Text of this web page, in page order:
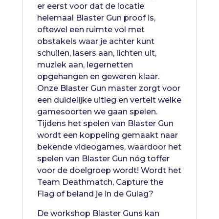
er eerst voor dat de locatie
helemaal Blaster Gun proof is,
oftewel een ruimte vol met
obstakels waar je achter kunt
schuilen, lasers aan, lichten uit,
muziek aan, legernetten
opgehangen en geweren klaar.
Onze Blaster Gun master zorgt voor
een duidelijke uitleg en vertelt welke
gamesoorten we gaan spelen.
Tijdens het spelen van Blaster Gun
wordt een koppeling gemaakt naar
bekende videogames, waardoor het
spelen van Blaster Gun nóg toffer
voor de doelgroep wordt! Wordt het
Team Deathmatch, Capture the
Flag of beland je in de Gulag?
De workshop Blaster Guns kan